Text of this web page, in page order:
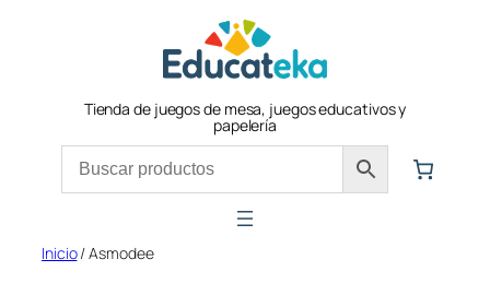
Tienda de juegos de mesa, juegos educativos y
papelería
Inicio/ Asmodee